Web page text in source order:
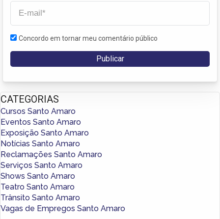
Concordo em tornar meu comentário público
CATEGORIAS
Cursos Santo Amaro
Eventos Santo Amaro
Exposição Santo Amaro
Notícias Santo Amaro
Reclamações Santo Amaro
Serviços Santo Amaro
Shows Santo Amaro
Teatro Santo Amaro
Trânsito Santo Amaro
Vagas de Empregos Santo Amaro